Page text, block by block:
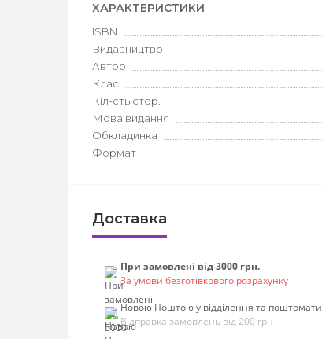
ХАРАКТЕРИСТИКИ
ISBN
Видавництво
Автор
Клас
Кіл-сть стор.
Мова видання
Обкладинка
Формат
Доставка
При замовлені від 3000 грн.
За умови безготівкового розрахунку
Новою Поштою у відділення та поштомати
Відправка замовлень від 200 грн